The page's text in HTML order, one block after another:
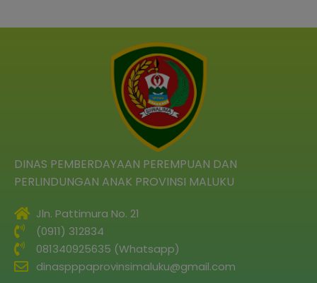
DINAS PEMBERDAYAAN PEREMPUAN DAN
PERLINDUNGAN ANAK PROVINSI MALUKU
Jln. Pattimura No. 21
(0911) 312834
081340925635 (Whatsapp)
dinaspppaprovinsimaluku@gmail.com